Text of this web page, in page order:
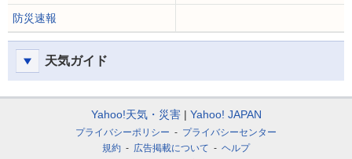
防災速報
天気ガイド
Yahoo!天気・災害 Yahoo! JAPAN
プライバシーポリシー
プライバシーセンター
規約
広告掲載について
ヘルプ